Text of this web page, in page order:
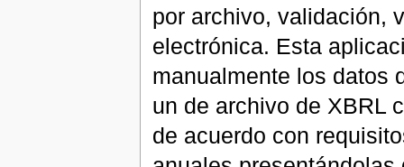
por archivo, validación,
electrónica. Esta
manualmente los datos
un de archivo de XBRL
de acuerdo con